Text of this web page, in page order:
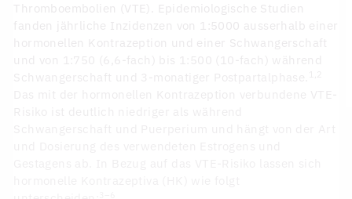
Thromboembolien (VTE). Epidemiologische Studien
fanden jährliche Inzidenzen von 1:5000 ausserhalb einer